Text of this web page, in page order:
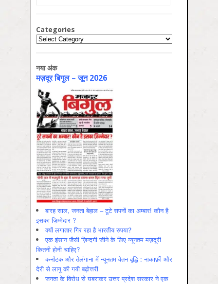
Categories
Categories
नया अंक
मज़दूर बिगुल – जून 2026
बारह साल, जनता बेहाल – टूटे सपनों का अम्बार! कौन है
इसका ज़िम्मेदार ?
क्यों लगातार गिर रहा है भारतीय रुपया?
एक इंसान जैसी ज़िन्दगी जीने के लिए न्यूनतम मज़दूरी
कितनी होनी चाहिए?
कर्नाटक और तेलंगाना में न्यूनतम वेतन वृद्धि : नाकाफ़ी और
देरी से लागू की गयी बढ़ोत्तरी
जनता के विरोध से घबराकर उत्तर प्रदेश सरकार ने एक